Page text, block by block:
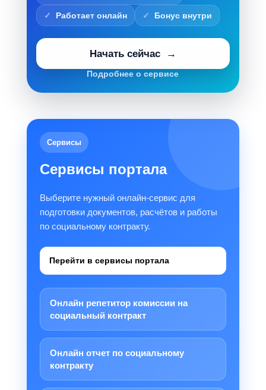
Работает онлайн Бонус внутри
Начать сейчас
Подробнее о сервисе
Сервисы
Сервисы портала
Выберите нужный онлайн-сервис для
подготовки документов, расчётов и работы
по социальному контракту.
Перейти в сервисы портала
Онлайн репетитор комиссии на
социальный контракт
Онлайн отчет по социальному
контракту